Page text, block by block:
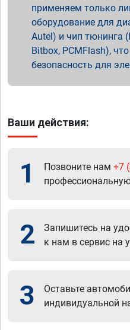
применяем только
оборудование для
Autel) и чип тюнинга
Bitbox, PCMFlash),
безопасность для
Ваши действия:
1 Позвоните нам +7
2
Запишитесь на
к нам в сервис на
3
Оставьте
индивидуальной